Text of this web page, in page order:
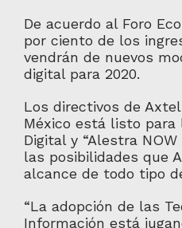
De acuerdo al Foro
por ciento de los
vendrán de nuevos
digital para 2020.
Los directivos de
México está listo para
Digital y “Alestra
las posibilidades que
alcance de todo tipo
“La adopción de las
Información está